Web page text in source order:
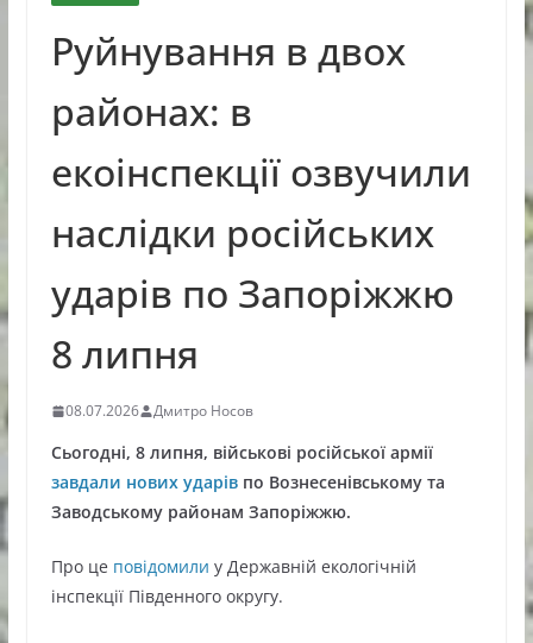
Руйнування в двох
районах: в
екоінспекції озвучили
наслідки російських
ударів по Запоріжжю
8 липня
08.07.2026 Дмитро Носов
Сьогодні, 8 липня, військові російської армії
завдали нових ударівпо Вознесенівському та
Заводському районам Запоріжжю.
Про це повідомили у Державній екологічній
інспекції Південного округу.